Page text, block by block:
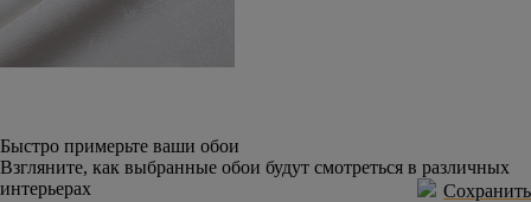
Быстро примерьте ваши обои
Взгляните, как выбранные обои будут смотреться в различных
интерьерах
Сохранить